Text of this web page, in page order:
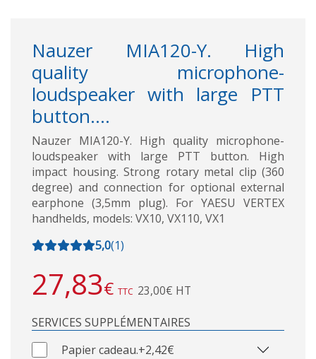
Nauzer MIA120-Y. High
quality microphone-
loudspeaker with large PTT
button....
Nauzer MIA120-Y. High quality microphone-
loudspeaker with large PTT button. High
impact housing. Strong rotary metal clip (360
degree) and connection for optional external
earphone (3,5mm plug). For YAESU VERTEX
handhelds, models: VX10, VX110, VX1
5,0(1)
27,83€ TTC 23,00€ HT
SERVICES SUPPLÉMENTAIRES
Papier cadeau.+2,42€